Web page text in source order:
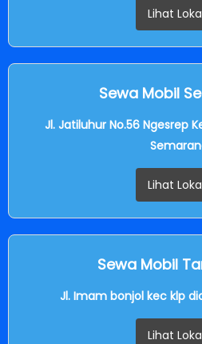
Lihat
Sewa Mobil
Jl. Jatiluhur No.56 Ngesrep
Lihat
Sewa Mobil
Jl. Imam bonjol kec klp
Lihat